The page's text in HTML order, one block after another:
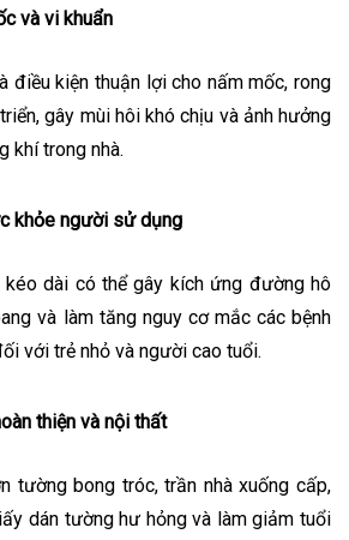
và vi khuẩn
điều kiện thuận lợi cho nấm mốc, rong
gây mùi hôi khó chịu và ảnh hưởng
khí trong nhà.
khỏe người sử dụng
kéo dài có thể gây kích ứng đường hô
và làm tăng nguy cơ mắc các bệnh
với trẻ nhỏ và người cao tuổi.
thiện và nội thất
tường bong tróc, trần nhà xuống cấp,
dán tường hư hỏng và làm giảm tuổi